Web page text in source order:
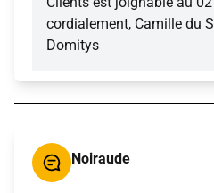
cordialement, Camille du
Domitys
Noiraude